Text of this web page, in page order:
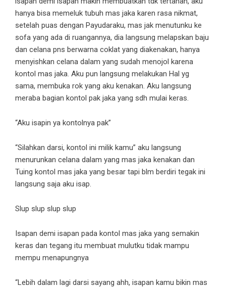
hanya bisa memeluk tubuh mas jaka karen rasa nikmat,
setelah puas dengan Payudaraku, mas jak menutunku ke
sofa yang ada di ruangannya, dia langsung melapskan baju
dan celana pns berwarna coklat yang diakenakan, hanya
menyishkan celana dalam yang sudah menojol karena
kontol mas jaka. Aku pun langsung melakukan Hal yg
sama, membuka rok yang aku kenakan. Aku langsung
meraba bagian kontol pak jaka yang sdh mulai keras.
“Aku isapin ya kontolnya pak”
“Silahkan darsi, kontol ini milik kamu” aku langsung
menurunkan celana dalam yang mas jaka kenakan dan
Tuing kontol mas jaka yang besar tapi blm berdiri tegak ini
langsung saja aku isap.
Slup slup slup slup
Isapan demi isapan pada kontol mas jaka yang semakin
keras dan tegang itu membuat mulutku tidak mampu
mempu menapungnya
“Lebih dalam lagi darsi sayang ahh, isapan kamu bikin mas